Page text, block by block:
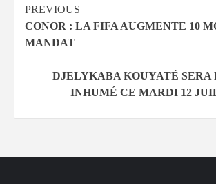
Continue
Reading
PREVIOUS
CONOR : LA FIFA AUGMENTE 10
MANDAT
DJELYKABA KOUYATÉ SERA
INHUMÉ CE MARDI 12